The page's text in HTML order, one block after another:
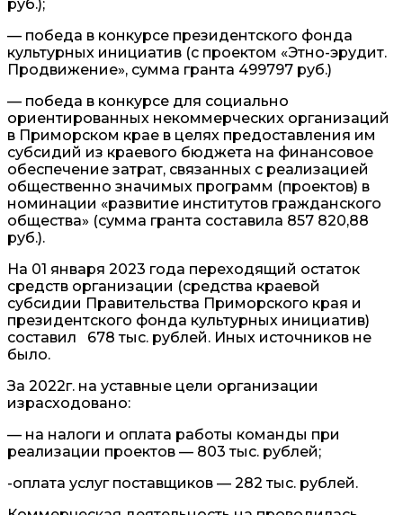
руб.);
— победа в конкурсе президентского фонда
культурных инициатив (с проектом «Этно-эрудит.
Продвижение», сумма гранта 499797 руб.)
— победа в конкурсе для социально
ориентированных некоммерческих организаций
в Приморском крае в целях предоставления им
субсидий из краевого бюджета на финансовое
обеспечение затрат, связанных с реализацией
общественно значимых программ (проектов) в
номинации «развитие институтов гражданского
общества» (сумма гранта составила 857 820,88
руб.).
На 01 января 2023 года переходящий остаток
средств организации (средства краевой
субсидии Правительства Приморского края и
президентского фонда культурных инициатив)
составил 678 тыс. рублей. Иных источников не
было.
За 2022г. на уставные цели организации
израсходовано:
— на налоги и оплата работы команды при
реализации проектов — 803 тыс. рублей;
-оплата услуг поставщиков — 282 тыс. рублей.